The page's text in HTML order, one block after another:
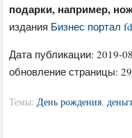
подарки, например,
издания Бизнес портал
Дата публикации:2019-
обновление страницы:
Темы:День рождения,